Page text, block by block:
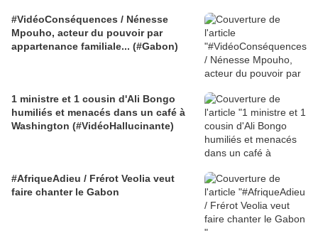
#VidéoConséquences / Nénesse
Mpouho, acteur du pouvoir par
appartenance familiale... (#Gabon)
1 ministre et 1 cousin d'Ali Bongo
humiliés et menacés dans un café à
Washington (#VidéoHallucinante)
#AfriqueAdieu / Frérot Veolia veut
faire chanter le Gabon